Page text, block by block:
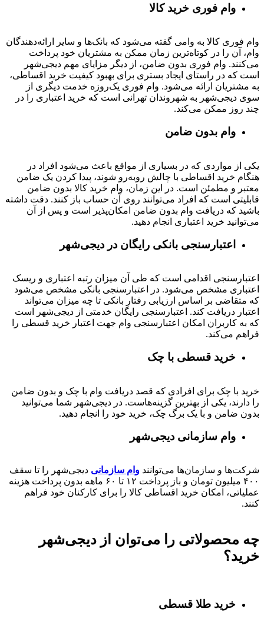
وام فوری خرید کالا
وام فوری کالا به وامی گفته می‌شود که بانک‌ها و سایر ارائه‌دهندگان
وام، آن را در کوتاه‌ترین زمان ممکن به مشتریان خود پرداخت
می‌کنند. وام فوری بدون ضامن، از دیگر مزایای مهم دیجی‌شهر
است که در راستای ایجاد بستری برای بهبود کیفیت خرید اقساطی،
به مشتریان ارائه می‌شود. وام فوری یک‌روزه خدمت دیگری از
سوی دیجی‌شهر به شهروندان تهرانی است که خرید اعتباری را در
چند روز ممکن می‌کند.
وام بدون ضامن
یکی از مواردی که در بسیاری از مواقع باعث می‌شود افراد در
هنگام خرید اقساطی با چالش روبه‌رو شوند، پیدا کردن یک ضامن
معتبر و مطمئن است. در این زمان، وام خرید کالا بدون ضامن
قابلیتی است که افراد می‌توانند روی آن حساب باز کنند. دقت داشته
باشید که دریافت وام بدون ضامن امکان‌پذیر است و پس از آن
می‌توانید خرید اعتباری انجام دهید.
اعتبارسنجی بانکی رایگان در دیجی‌شهر
اعتبارسنجی اقدامی است که طی آن میزان رتبه اعتباری و ریسک
اعتباری مشخص می‌شود. در اعتبارسنجی بانکی مشخص می‌شود
که متقاضی بر اساس ارزیابی رفتار بانکی تا چه میزان می‌تواند
اعتبار دریافت کند. اعتبارسنجی رایگان خدمتی از دیجی‌شهر است
که به کاربران امکان اعتبارسنجی وام جهت اعتبار خرید قسطی را
فراهم می‌کند.
خرید قسطی با چک
خرید با چک برای افرادی که قصد دریافت وام با چک و بدون ضامن
را دارند، یکی از بهترین گزینه‌هاست. در دیجی‌شهر شما می‌توانید
بدون ضامن و با یک برگ چک، خرید خود را انجام دهید.
وام سازمانی دیجی‌شهر
شرکت‌ها و سازمان‌ها می‌توانند وام سازمانی دیجی‌شهر را تا سقف
۴۰۰ میلیون تومان و باز پرداخت ۱۲ تا ۶۰
ماهه بدون پرداخت هزینه
عملیاتی، امکان خرید اقساطی کالا را برای کارکنان خود فراهم
کنند.
چه محصولاتی را می‌توان از دیجی‌شهر
خرید؟
خرید طلا قسطی